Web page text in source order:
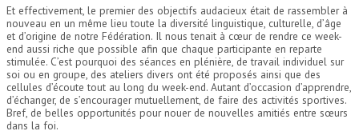
Et effectivement, le premier des objectifs audacieux était de rassembler à
nouveau en un même lieu toute la diversité linguistique, culturelle, d’âge
et d’origine de notre Fédération. Il nous tenait à cœur de rendre ce week-
end aussi riche que possible afin que chaque participante en reparte
stimulée. C’est pourquoi des séances en plénière, de travail individuel sur
soi ou en groupe, des ateliers divers ont été proposés ainsi que des
cellules d’écoute tout au long du week-end. Autant d’occasion d’apprendre,
d’échanger, de s’encourager mutuellement, de faire des activités sportives.
Bref, de belles opportunités pour nouer de nouvelles amitiés entre sœurs
dans la foi.